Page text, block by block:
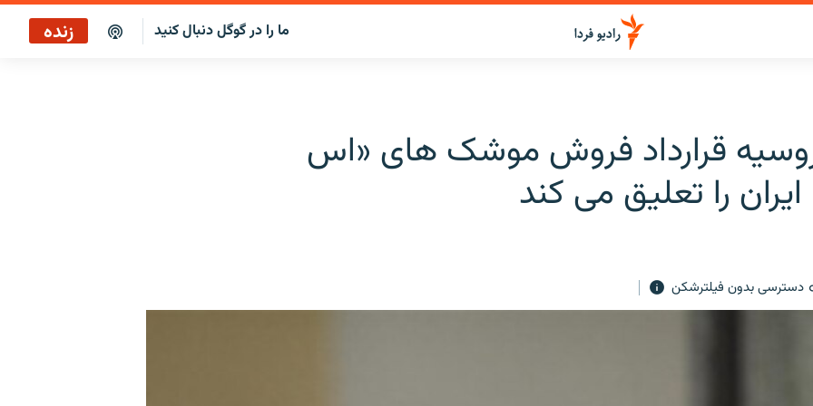
ما را در گوگل دنبال کنید زنده
قرارداد فروش موشک های «اس
دسترسی بدون فیلترشکن